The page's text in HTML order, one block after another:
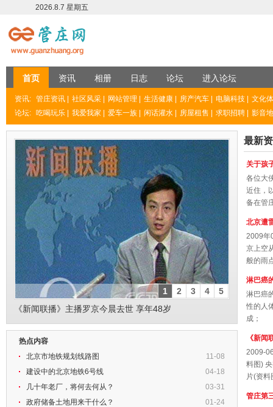
2026.8.7 星期五
首页 资讯 相册 日志 论坛 进入论坛
资讯: 管庄资讯 社区风采 网站管理 生活健康 房产汽车 电脑科技
文化
论坛: 吃喝玩乐 | 我爱我家 | 爱车一族 | 闲话灌水 | 房屋租售 | 求职招聘 | 影音
《新闻联播》主播罗京今晨去世 享年48岁
1 2 3 4 5
热点内容
11-08
北京市地铁规划线路图
04-18
建设中的北京地铁6号线
03-31
几十年老厂，将何去何从？
01-24
政府储备土地用来干什么？
最新
关于孩
各位大
近住，
备在管
北京遭
2009
京上空
般的雨
淋巴癌
淋巴
性的人
成； ③
《新闻
2009-
料图)
片(资
管庄第